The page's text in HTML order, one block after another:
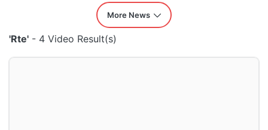
More News
'Rte' - 4 Video Result(s)